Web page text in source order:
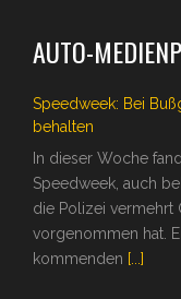
AUTO-
Speedweek: Bei
behalten
In dieser Woche
Speedweek, auch
die Polizei vermehrt
vorgenommen hat.
kommenden [...]